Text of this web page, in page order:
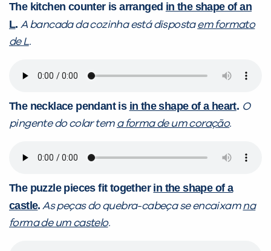
The kitchen counter is arranged in the shape of an
L.A bancada da cozinha está dispostaem formato
de L.
The necklace pendant is in the shape of a heart. O
pingente do colar tem a forma de um coração.
The puzzle pieces fit together in the shape of a
castle. As peças do quebra-cabeça se encaixamna
forma de um castelo.